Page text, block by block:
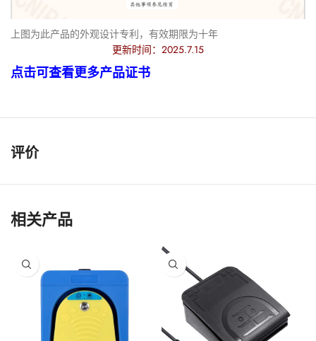
上图为此产品的外观设计专利，有效期限为十年
更新时间：2025.7.15
点击可查看更多产品证书
评价
相关产品